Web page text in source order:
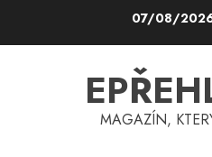
07/08/
MAGAZÍN,